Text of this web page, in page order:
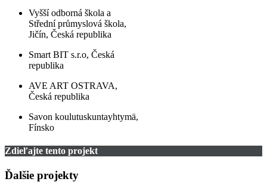
Vyšší odborná škola a
Střední průmyslová škola,
Jičín, Česká republika
Smart BIT s.r.o, Česká
republika
AVE ART OSTRAVA,
Česká republika
Savon koulutuskuntayhtymä,
Fínsko
Zdieľajte tento projekt
Ďalšie projekty